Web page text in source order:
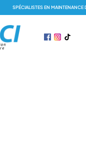
SPÉCIALISTES EN MAINTENANCE